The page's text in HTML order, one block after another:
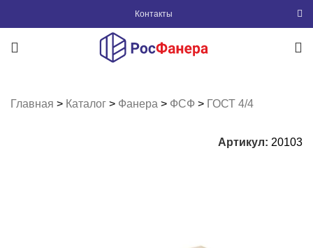
Контакты
Главная > Каталог > Фанера > ФСФ > ГОСТ 4/4
Артикул: 20103